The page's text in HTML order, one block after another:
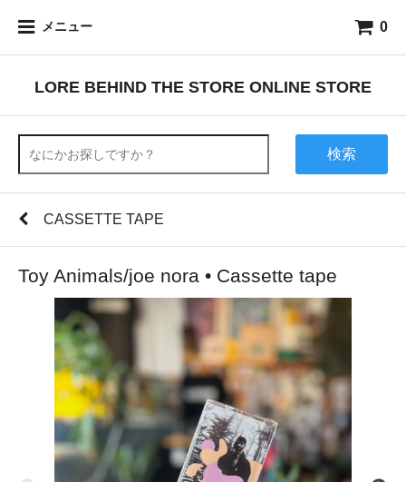
メニュー 0
LORE BEHIND THE STORE ONLINE STORE
検索
CASSETTE TAPE
Toy Animals/joe nora • Cassette tape